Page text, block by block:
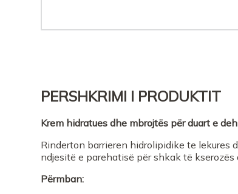
PERSHKRIMI I PRODUKTIT
Krem hidratues dhe mbrojtës për duart e
Rinderton barrieren hidrolipidike te lekures
ndjesitë e parehatisë për shkak të kserozës
Përmban: